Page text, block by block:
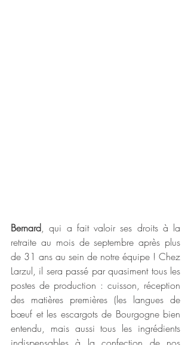
Bernard, qui a fait valoir ses droits à la
retraite au mois de septembre après plus
de 31 ans au sein de notre équipe ! Chez
Larzul, il sera passé par quasiment tous les
postes de production : cuisson, réception
des matières premières (les langues de
bœuf et les escargots de Bourgogne bien
entendu, mais aussi tous les ingrédients